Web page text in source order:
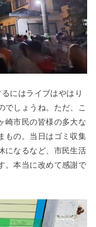
にはライブはやはり
でしょうね。ただ、こ
崎市民の皆様の多大な
もの。当日はゴミ収集
になるなど、市民生活
。本当に改めて感謝で